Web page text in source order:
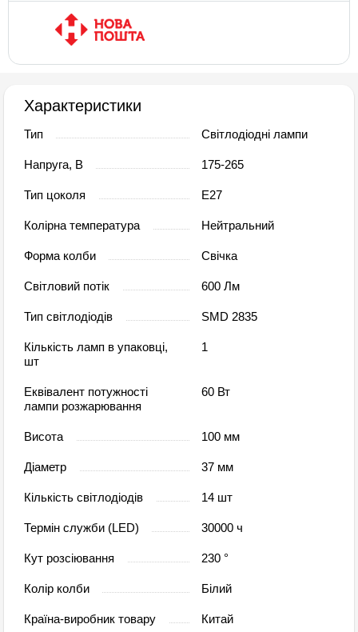
Характеристики
Тип Світлодіодні лампи
Напруга, В 175-265
Тип цоколя E27
Колірна температура Нейтральний
Форма колби Свічка
Світловий потік 600 Лм
Тип світлодіодів SMD 2835
Кількість ламп в упаковці,
шт
1
Еквівалент потужності
лампи розжарювання
60 Вт
Висота 100 мм
Діаметр 37 мм
Кількість світлодіодів 14 шт
Термін служби (LED) 30000 ч
Кут розсіювання 230 °
Колір колби Білий
Країна-виробник товару Китай